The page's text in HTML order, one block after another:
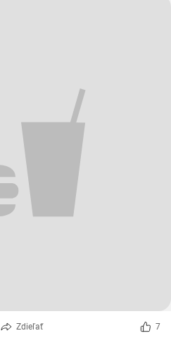
Zdieľať 7